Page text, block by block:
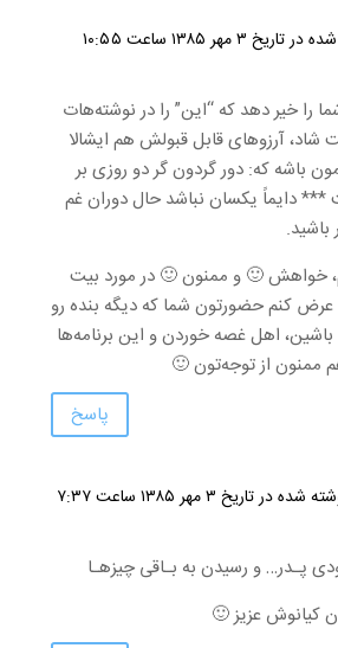
| نوشته شده در تاریخ ۳ مهر ۱۳۸۵ ساعت ۱۰:۵۵
را خیر دهد که “این” را در نوشته‌هات
شاد، آرزوهای قابل قبولش هم ایشالا
باشه که: دور گردون گر دو روزی بر
*** دایماً یکسان نباشد حال دوران غم
باشید.
خواهش 🙂 و ممنون 🙂 در مورد بیت
عرض کنم حضورتون شما که دیگه بنده رو
باشین، اهل غصه خوردن و این برنامه‌ها
ممنون از توجه‌تون 🙂
پاسخ
| نوشته شده در تاریخ ۳ مهر ۱۳۸۵ ساعت ۷:۳۷
پـدر… و رسیدن به بـاقی چیزهـا
کیانوش عزیز 🙂